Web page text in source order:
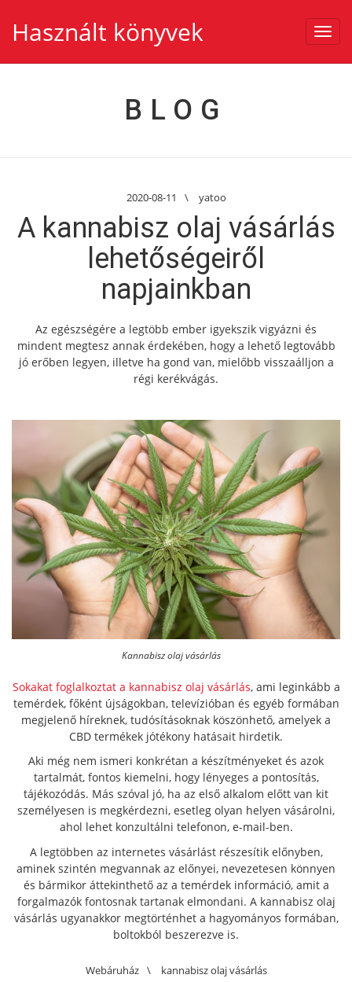
Használt könyvek
BLOG
2020-08-11 \ yatoo
A kannabisz olaj vásárlás
lehetőségeiről
napjainkban
Az egészségére a legtöbb ember igyekszik vigyázni és
mindent megtesz annak érdekében, hogy a lehető legtovább
jó erőben legyen, illetve ha gond van, mielőbb visszaálljon a
régi kerékvágás.
Kannabisz olaj vásárlás
Sokakat foglalkoztat a kannabisz olaj vásárlás, ami leginkább a
temérdek, főként újságokban, televízióban és egyéb formában
megjelenő híreknek, tudósításoknak köszönhető, amelyek a
CBD termékek jótékony hatásait hirdetik.
Aki még nem ismeri konkrétan a készítményeket és azok
tartalmát, fontos kiemelni, hogy lényeges a pontosítás,
tájékozódás. Más szóval jó, ha az első alkalom előtt van kit
személyesen is megkérdezni, esetleg olyan helyen vásárolni,
ahol lehet konzultálni telefonon, e-mail-ben.
A legtöbben az internetes vásárlást részesítik előnyben,
aminek szintén megvannak az előnyei, nevezetesen könnyen
és bármikor áttekinthető az a temérdek információ, amit a
forgalmazók fontosnak tartanak elmondani. A kannabisz olaj
vásárlás ugyanakkor megtörténhet a hagyományos formában,
boltokból beszerezve is.
Webáruház \ kannabisz olaj vásárlás